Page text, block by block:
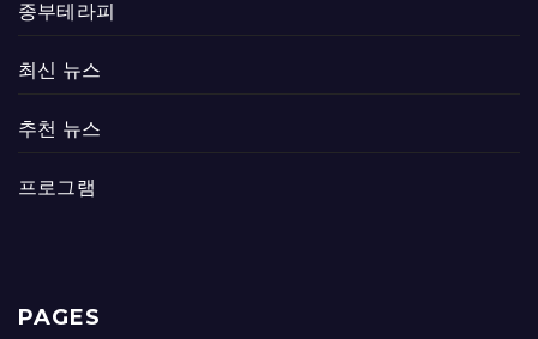
종부테라피
최신 뉴스
추천 뉴스
프로그램
PAGES